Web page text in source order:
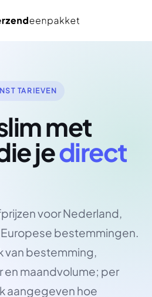
TARIEVEN
met
jedirect
voor Nederland,
bestemmingen.
van bestemming,
maandvolume; per
aangegeven hoe